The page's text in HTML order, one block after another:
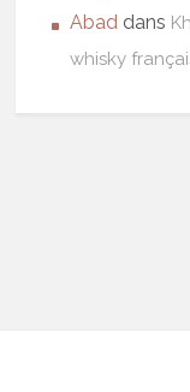
Abad dans
whisky